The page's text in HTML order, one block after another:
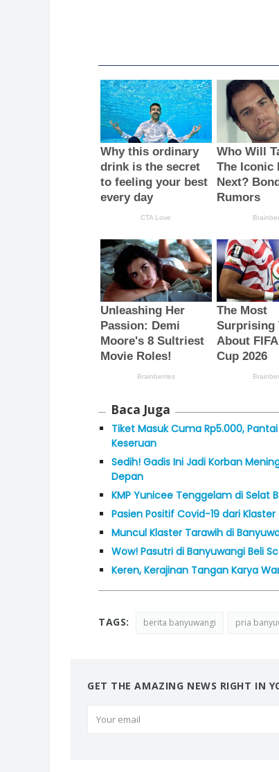
Baca Juga
Tiket Masuk Cuma Rp5.000,
Keseruan
Sedih! Gadis Ini Jadi Korban
Depan
KMP Yunicee Tenggelam di Selat
Pasien Positif Covid-19 dari
Muncul Klaster Tarawih di
Wow! Pasutri di Banyuwangi Beli
Keren, Kerajinan Tangan Karya
TAGS: berita banyuwangi pria
GET THE AMAZING NEWS RIGHT IN